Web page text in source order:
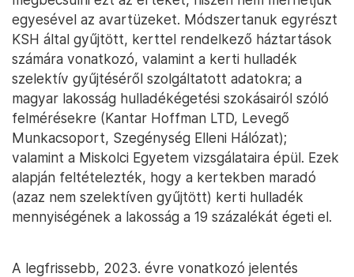
egyesével az avartüzeket. Módszertanuk egyrészt
KSH által gyűjtött, kerttel rendelkező háztartások
számára vonatkozó, valamint a kerti hulladék
szelektív gyűjtéséről szolgáltatott adatokra; a
magyar lakosság hulladékégetési szokásairól szóló
felmérésekre (Kantar Hoffman LTD, Levegő
Munkacsoport, Szegénység Elleni Hálózat);
valamint a Miskolci Egyetem vizsgálataira épül. Ezek
alapján feltételezték, hogy a kertekben maradó
(azaz nem szelektíven gyűjtött) kerti hulladék
mennyiségének a lakosság a 19 százalékát égeti el.
A legfrissebb, 2023. évre vonatkozó jelentés